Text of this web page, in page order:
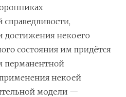
справедливости,
достижения некоего
состояния им придётся
перманентной
некоей
модели —